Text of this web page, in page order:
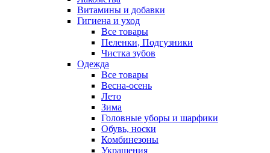
Витамины и добавки
Гигиена и уход
Все товары
Пеленки, Подгузники
Чистка зубов
Одежда
Все товары
Весна-осень
Лето
Зима
Головные уборы и шарфики
Обувь, носки
Комбинезоны
Украшения